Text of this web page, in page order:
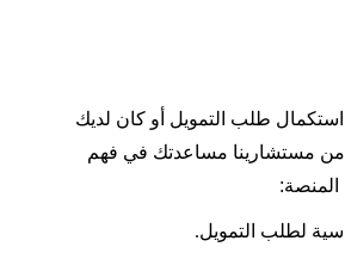
طلب التمويل أو كان لديك
من مستشارينا مساعدتك في فهم
المنصة:
لطلب التمويل.